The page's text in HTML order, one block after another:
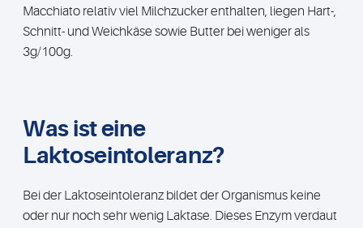
Macchiato relativ viel Milchzucker enthalten, liegen Hart-,
Schnitt- und Weichkäse sowie Butter bei weniger als
3g/100g.
Was ist eine
Laktoseintoleranz?
Bei der Laktoseintoleranz bildet der Organismus keine
oder nur noch sehr wenig Laktase. Dieses Enzym verdaut